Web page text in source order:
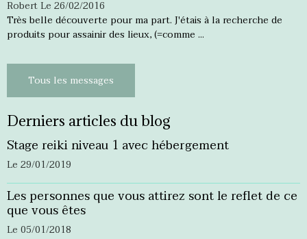
RobertLe 26/02/2016
Très belle découverte pour ma part. J'étais à la recherche de
produits pour assainir des lieux, (=comme ...
Tous les messages
Derniers articles du blog
Stage reiki niveau 1 avec hébergement
Le 29/01/2019
Les personnes que vous attirez sont le reflet de ce
que vous êtes
Le 05/01/2018